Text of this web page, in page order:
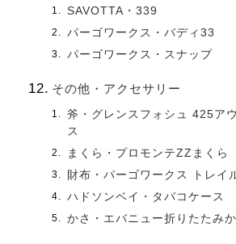
SAVOTTA・339
パーゴワークス・バディ33
パーゴワークス・スナップ
その他・アクセサリー
斧・グレンスフォシュ 425ア
ス
まくら・プロモンテZZまくら
財布・パーゴワークス トレ
ハドソンベイ・タバコケース
かさ・エバニュー折りたたみか